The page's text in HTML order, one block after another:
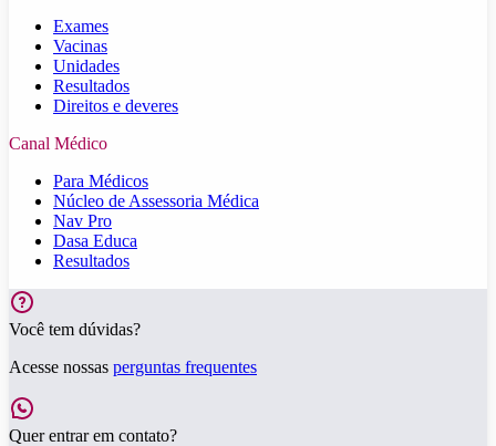
Exames
Vacinas
Unidades
Resultados
Direitos e deveres
Canal Médico
Para Médicos
Núcleo de Assessoria Médica
Nav Pro
Dasa Educa
Resultados
Você tem dúvidas?
Acesse nossas perguntas frequentes
Quer entrar em contato?